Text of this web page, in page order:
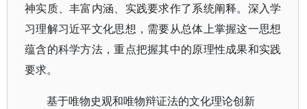
神实质、丰富内涵、实践要求作了系统阐释。深入学
习理解习近平文化思想，需要从总体上掌握这一思想
蕴含的科学方法，重点把握其中的原理性成果和实践
要求。
基于唯物史观和唯物辩证法的文化理论创新